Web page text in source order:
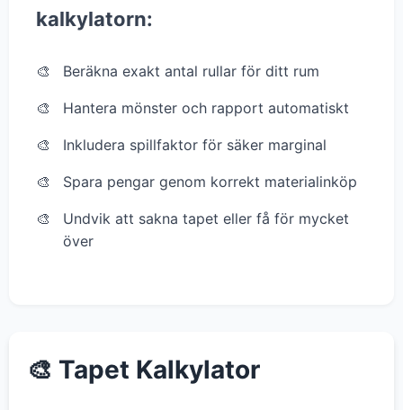
kalkylatorn:
Beräkna exakt antal rullar för ditt rum
Hantera mönster och rapport automatiskt
Inkludera spillfaktor för säker marginal
Spara pengar genom korrekt materialinköp
Undvik att sakna tapet eller få för mycket
över
🎨 Tapet Kalkylator